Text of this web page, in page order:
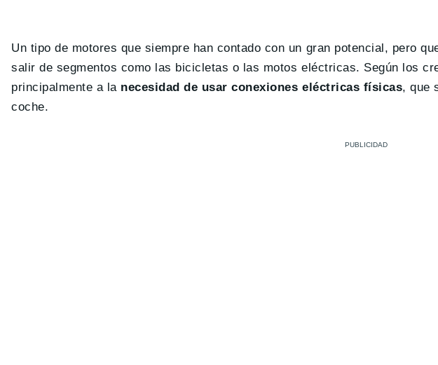
Un tipo de motores que siempre han contado con un gran potencial, pero
salir de segmentos como las bicicletas o las motos eléctricas. Según los
principalmente a la necesidad de usar conexiones eléctricas físicas, que
coche.